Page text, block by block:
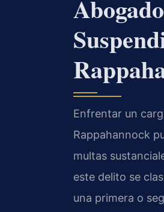
Enfrentar un
Rappahannock
multas
este delito se
una primera o